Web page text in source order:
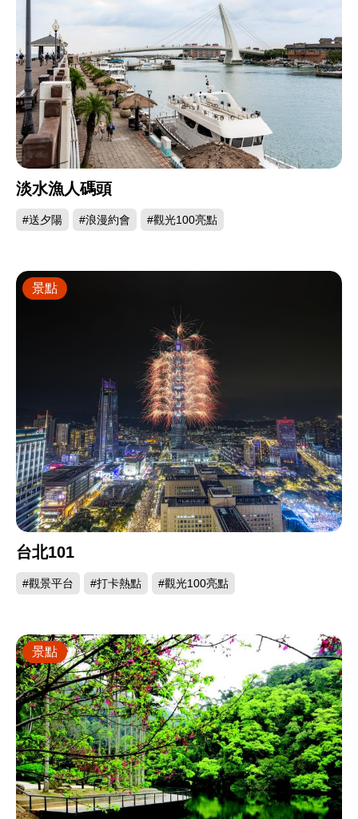
淡水漁人碼頭
#送夕陽 #浪漫約會 #觀光100亮點
台北101
#觀景平台 #打卡熱點 #觀光100亮點
景點
景點